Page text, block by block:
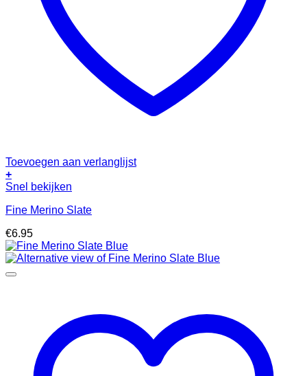
Toevoegen aan verlanglijst
+
Snel bekijken
Fine Merino Slate
€6.95